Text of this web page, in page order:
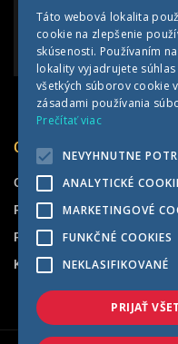
Neváhajte nám
O SPOLOČNOSTI
O nás
Pneuservis
Predajňa
Kontakt
Táto webová lokalita
cookie na zlepšenie
skúsenosti. Používaním
lokality vyjadrujete
všetkých súborov cookie
zásadami používania
Prečítať viac
NEVYHNUTNE
ANALYTICKÉ
MARKETINGOVÉ
FUNKČNÉ COOKIES
NEKLASIFIKOVANÉ
PRIJAŤ